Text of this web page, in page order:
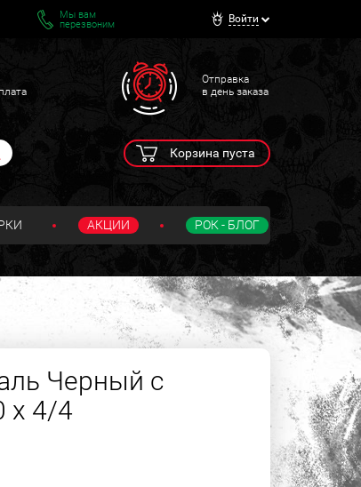
Мы вам
перезвоним
Войти
Отправка
в день заказа
Корзина пуста
АКЦИИ РОК - БЛОГ
Черный с
х 4/4